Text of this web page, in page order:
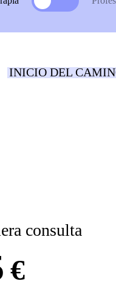
INICIO DEL
consulta
€